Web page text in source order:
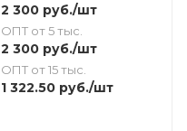
2 300руб./шт
ОПТ от 5 тыс.
2 300руб./шт
ОПТ от 15 тыс.
1 322.50руб./шт